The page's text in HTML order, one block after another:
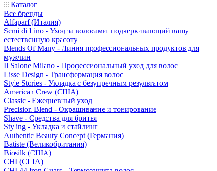
Каталог
Все бренды
Alfaparf (Италия)
Semi di Lino - Уход за волосами, подчеркивающий вашу
естественную красоту
Blends Of Many - Линия профессиональных продуктов для
мужчин
Il Salone Milano - Профессиональный уход для волос
Lisse Design - Трансформация волос
Style Stories - Укладка с безупречным результатом
American Crew (США)
Classic - Ежедневный уход
Precision Blend - Окрашивание и тонирование
Shave - Средства для бритья
Styling - Укладка и стайлинг
Authentic Beauty Concept (Германия)
Batiste (Великобритания)
Biosilk (США)
CHI (США)